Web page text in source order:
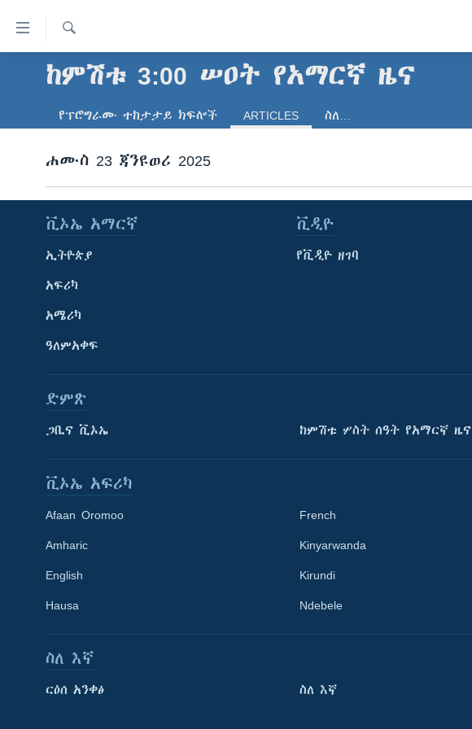
የመሥሪያ
ማገናኛዎች
ይዘት
ይዘት
አፍሪካ
ዓለምአቀፍ
አሜሪካ
መካከለኛው ምሥራቅ
ጋቢና ቪኦኤ
ከምሽቱ ሦስት ሰዓት የአማርኛ ዜና
ቪዲዮ
የፎቶ መድብሎች
ክምችት
ፈልግ
ከምሽቱ 3:00 ሠዐት የአማርኛ ዜና
የፕሮግራሙ ተከታታይ ክፍሎች ARTICLES ስለ…
ሐሙስ 23 ጃንዩወሪ 2025
ቪኦኤ አማርኛ
ኢትዮጵያ
አፍሪካ
አሜሪካ
ዓለምአቀፍ
ቪዲዮ
የቪዲዮ ዘገባ
ድምጽ
ጋቢና ቪኦኤ ከምሽቱ ሦስት ሰዓት የአማርኛ ዜና
ቪኦኤ አፍሪካ
Afaan Oromoo
Amharic
English
Hausa
French
Kinyarwanda
Kirundi
Ndebele
ስለ እኛ
ርዕሰ አንቀፅ ስለ እኛ